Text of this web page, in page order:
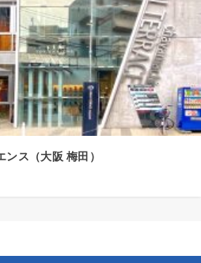
ンス（大阪 梅田）